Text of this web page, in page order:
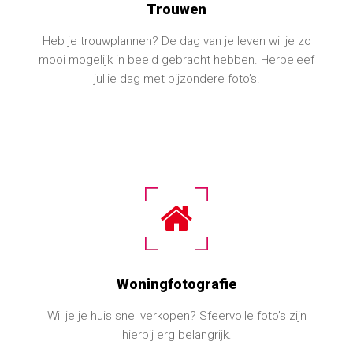
Trouwen
Heb je trouwplannen? De dag van je leven wil je zo
mooi mogelijk in beeld gebracht hebben. Herbeleef
jullie dag met bijzondere foto’s.
Woningfotografie
Wil je je huis snel verkopen? Sfeervolle foto’s zijn
hierbij erg belangrijk.